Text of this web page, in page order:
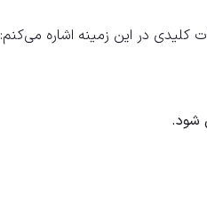
کلیدی در این زمینه اشاره می‌کنم:
شود.